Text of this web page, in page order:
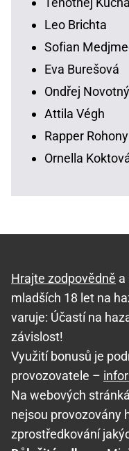
Leo Brichta
Sofian
Eva Burešová
Ondřej Novotný
Attila Végh
Rapper Rohony
Ornella
Hrajte zodpovědně a
mladších 18 let na
varuje: Účastí na
závislost!
Využití bonusů je
provozovatele –
Na webových
nejsou provozovány
zprostředkování